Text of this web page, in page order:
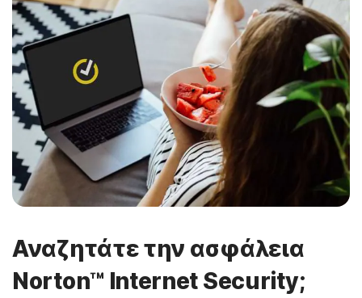
Αναζητάτε την ασφάλεια
Norton™ Internet Security;